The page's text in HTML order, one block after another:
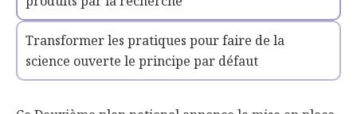
Transformer les pratiques pour faire de la
science ouverte le principe par défaut